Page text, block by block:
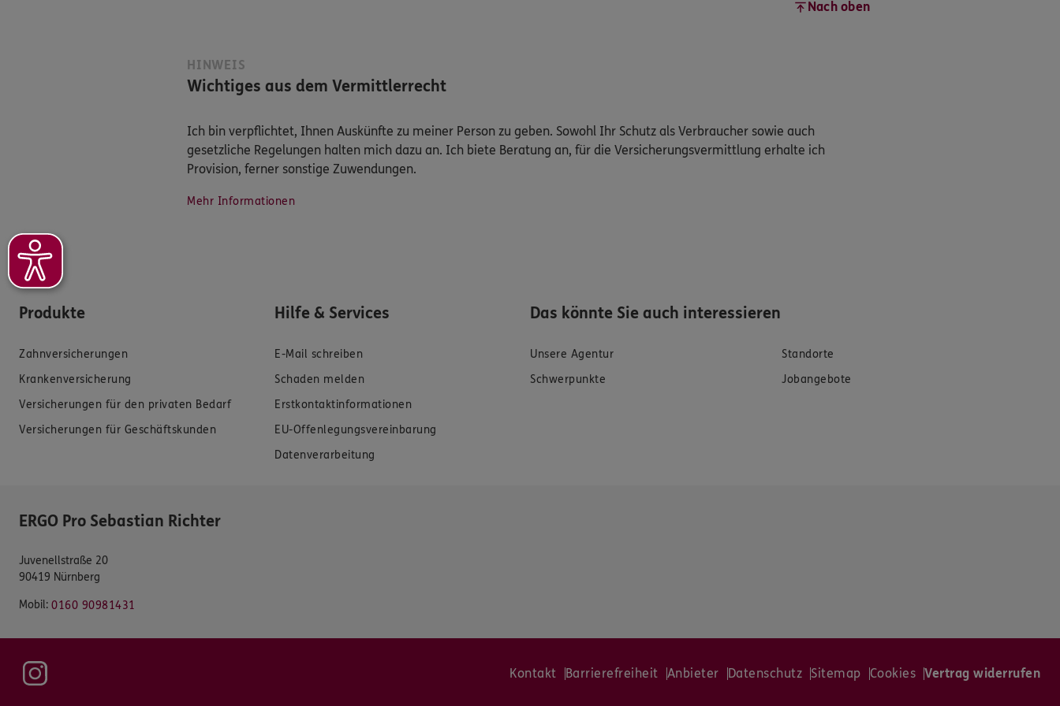
Nach oben
HINWEIS
Wichtiges aus dem Vermittlerrecht
Ich bin verpflichtet, Ihnen Auskünfte zu meiner Person zu geben. Sowohl Ihr Schutz als Verbraucher sowie auch
gesetzliche Regelungen halten mich dazu an. Ich biete Beratung an, für die Versicherungsvermittlung erhalte ich
Provision, ferner sonstige Zuwendungen.
Mehr Informationen
Produkte
Zahnversicherungen
Krankenversicherung
Versicherungen für den privaten Bedarf
Versicherungen für Geschäftskunden
Hilfe & Services
E-Mail schreiben
Schaden melden
Erstkontaktinformationen
EU-Offenlegungsvereinbarung
Datenverarbeitung
Das könnte Sie auch interessieren
Unsere Agentur
Standorte
Schwerpunkte
Jobangebote
ERGO Pro Sebastian Richter
Juvenellstraße 20
90419 Nürnberg
Mobil: 0160 90981431
Kontakt Barrierefreiheit Anbieter Datenschutz Sitemap Cookies Vertrag widerrufen